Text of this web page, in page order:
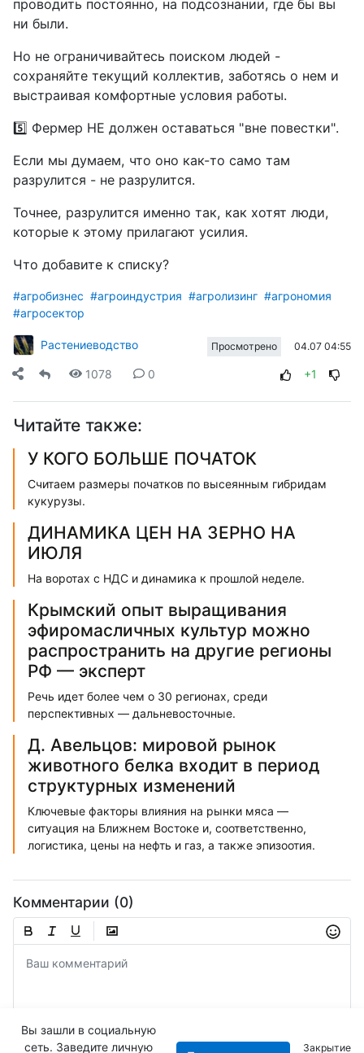
проводить постоянно, на подсознании, где бы вы
ни были.
Но не ограничивайтесь поиском людей -
сохраняйте текущий коллектив, заботясь о нем и
выстраивая комфортные условия работы.
5️⃣ Фермер НЕ должен оставаться "вне повестки".
Если мы думаем, что оно как-то само там
разрулится - не разрулится.
Точнее, разрулится именно так, как хотят люди,
которые к этому прилагают усилия.
Что добавите к списку?
#агробизнес #агроиндустрия #агролизинг #агрономия
#агросектор
Растениеводство Просмотрено 04.07 04:55
1078 0 +1
Читайте также:
У КОГО БОЛЬШЕ ПОЧАТОК
Считаем размеры початков по высеянным гибридам
кукурузы.
ДИНАМИКА ЦЕН НА ЗЕРНО НА
ИЮЛЯ
На воротах с НДС и динамика к прошлой неделе.
Крымский опыт выращивания
эфиромасличных культур можно
распространить на другие регионы
РФ — эксперт
Речь идет более чем о 30 регионах, среди
перспективных — дальневосточные.
Д. Авельцов: мировой рынок
животного белка входит в период
структурных изменений
Ключевые факторы влияния на рынки мяса —
ситуация на Ближнем Востоке и, соответственно,
логистика, цены на нефть и газ, а также эпизоотия.
Комментарии (0)
Вы зашли в социальную
сеть. Заведите личную
Закрытие